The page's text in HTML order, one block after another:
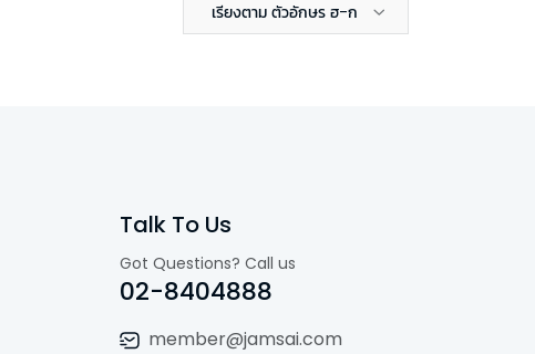
เรียงตาม ตัวอักษร ฮ-ก
Talk To Us
Got Questions? Call us
02-8404888
member@jamsai.com